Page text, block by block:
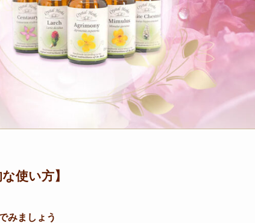
使い方】
みましょう